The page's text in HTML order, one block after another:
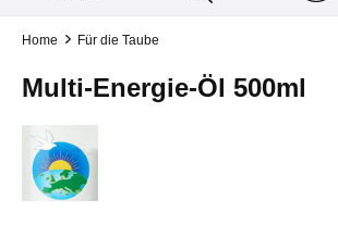
Home Für die Taube
Multi-Energie-Öl 500ml